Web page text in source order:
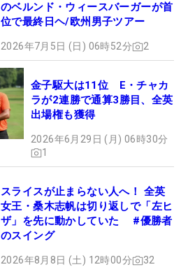
のベルンド・ウィースバーガーが首
位で最終日ヘ/欧州男子ツアー
2026年7月5日 (日) 06時52分 2
金子駆大は11位 E・チャカ
ラが2連勝で通算3勝目、全英
出場権も獲得
2026年6月29日 (月) 06時30分
1
スライスが止まらない人へ！ 全英
女王・桑木志帆は切り返しで「左ヒ
ザ」を先に動かしていた #優勝者
のスイング
2026年8月8日 (土) 12時00分 32